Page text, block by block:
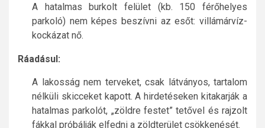
A hatalmas burkolt felület (kb. 150 férőhelyes
parkoló) nem képes beszívni az esőt: villámárvíz-
kockázat nő.
Ráadásul:
A lakosság nem terveket, csak látványos, tartalom
nélküli skicceket kapott. A hirdetéseken kitakarják a
hatalmas parkolót, „zöldre festet” tetővel és rajzolt
fákkal próbálják elfedni a zöldterület csökkenését.